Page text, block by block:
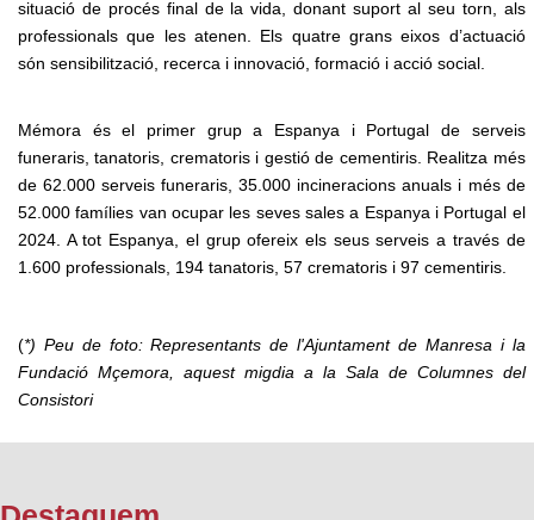
situació de procés final de la vida, donant suport al seu torn, als
professionals que les atenen. Els quatre grans eixos d’actuació
són sensibilització, recerca i innovació, formació i acció social.
Mémora és el primer grup a Espanya i Portugal de serveis
funeraris, tanatoris, crematoris i gestió de cementiris. Realitza més
de 62.000 serveis funeraris, 35.000 incineracions anuals i més de
52.000 famílies van ocupar les seves sales a Espanya i Portugal el
2024. A tot Espanya, el grup ofereix els seus serveis a través de
1.600 professionals, 194 tanatoris, 57 crematoris i 97 cementiris.
(*) Peu de foto: Representants de l'Ajuntament de Manresa i la
Fundació Mçemora, aquest migdia a la Sala de Columnes del
Consistori